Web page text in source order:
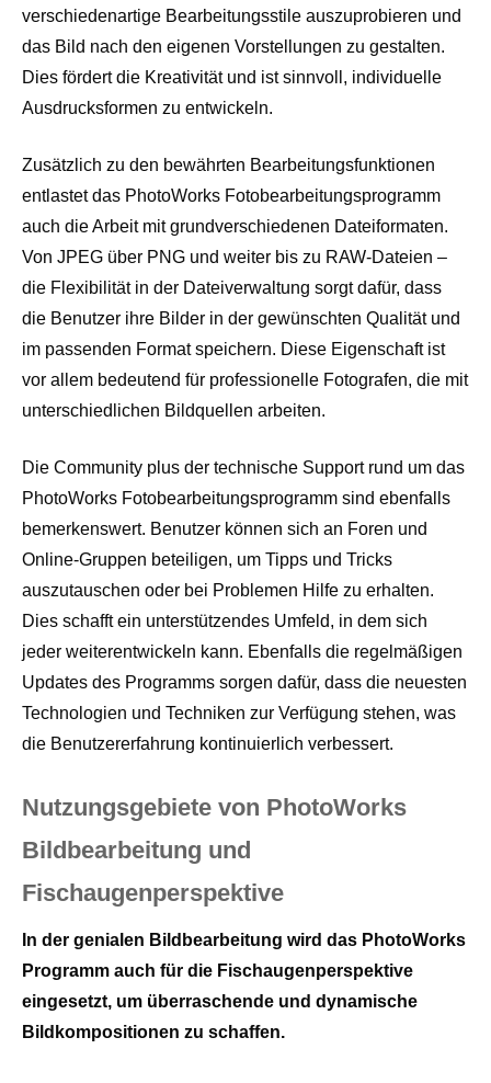
verschiedenartige Bearbeitungsstile auszuprobieren und
das Bild nach den eigenen Vorstellungen zu gestalten.
Dies fördert die Kreativität und ist sinnvoll, individuelle
Ausdrucksformen zu entwickeln.
Zusätzlich zu den bewährten Bearbeitungsfunktionen
entlastet das PhotoWorks Fotobearbeitungsprogramm
auch die Arbeit mit grundverschiedenen Dateiformaten.
Von JPEG über PNG und weiter bis zu RAW-Dateien –
die Flexibilität in der Dateiverwaltung sorgt dafür, dass
die Benutzer ihre Bilder in der gewünschten Qualität und
im passenden Format speichern. Diese Eigenschaft ist
vor allem bedeutend für professionelle Fotografen, die mit
unterschiedlichen Bildquellen arbeiten.
Die Community plus der technische Support rund um das
PhotoWorks Fotobearbeitungsprogramm sind ebenfalls
bemerkenswert. Benutzer können sich an Foren und
Online-Gruppen beteiligen, um Tipps und Tricks
auszutauschen oder bei Problemen Hilfe zu erhalten.
Dies schafft ein unterstützendes Umfeld, in dem sich
jeder weiterentwickeln kann. Ebenfalls die regelmäßigen
Updates des Programms sorgen dafür, dass die neuesten
Technologien und Techniken zur Verfügung stehen, was
die Benutzererfahrung kontinuierlich verbessert.
Nutzungsgebiete von PhotoWorks
Bildbearbeitung und
Fischaugenperspektive
In der genialen Bildbearbeitung wird das PhotoWorks
Programm auch für die Fischaugenperspektive
eingesetzt, um überraschende und dynamische
Bildkompositionen zu schaffen.